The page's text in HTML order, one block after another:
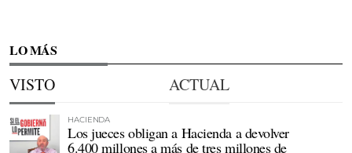
LO MÁS
VISTO ACTUAL
HACIENDA
Los jueces obligan a Hacienda a devolver
6.400 millones a más de tres millones de